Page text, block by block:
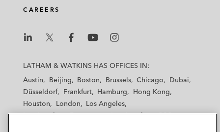
CAREERS
a
a
h
a
h
a
a
m
LATHAM & WATKINS HAS OFFICES IN:
Austin
Beijing Boston Brussels Chicago
Dubai
Düsseldorf
Frankfurt Hamburg
Hong Kong
Houston
London
Los Angeles
Los Angeles — Downtown
Los Angeles — GSO